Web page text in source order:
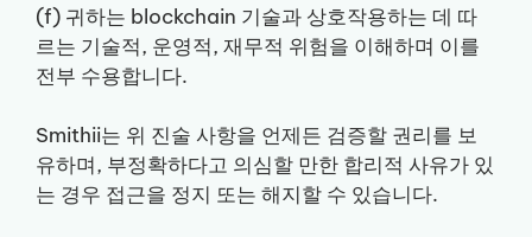
(f) 귀하는 blockchain 기술과 상호작용하는 데 따
르는 기술적, 운영적, 재무적 위험을 이해하며 이를
전부 수용합니다.
Smithii는 위 진술 사항을 언제든 검증할 권리를 보
유하며, 부정확하다고 의심할 만한 합리적 사유가 있
는 경우 접근을 정지 또는 해지할 수 있습니다.